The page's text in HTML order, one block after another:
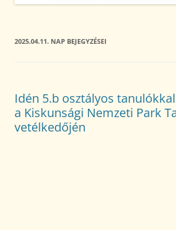
2025.04.11. NAP BEJEGYZÉSEI
Idén 5.b osztályos
a Kiskunsági Nemzeti Park
vetélkedőjén